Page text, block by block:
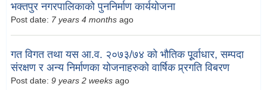
भक्तपुर नगरपालिकाको पुननिर्माण कार्ययोजना
Post date: 7 years 4 months ago
गत विगत तथा यस आ.व. २०७३/७४ को भौतिक पूूर्वाधार, सम्पदा
संरक्षण र अन्य निर्माणका योजनाहरुको वार्षिक प्र्रगति विबरण
Post date: 9 years 2 weeks ago